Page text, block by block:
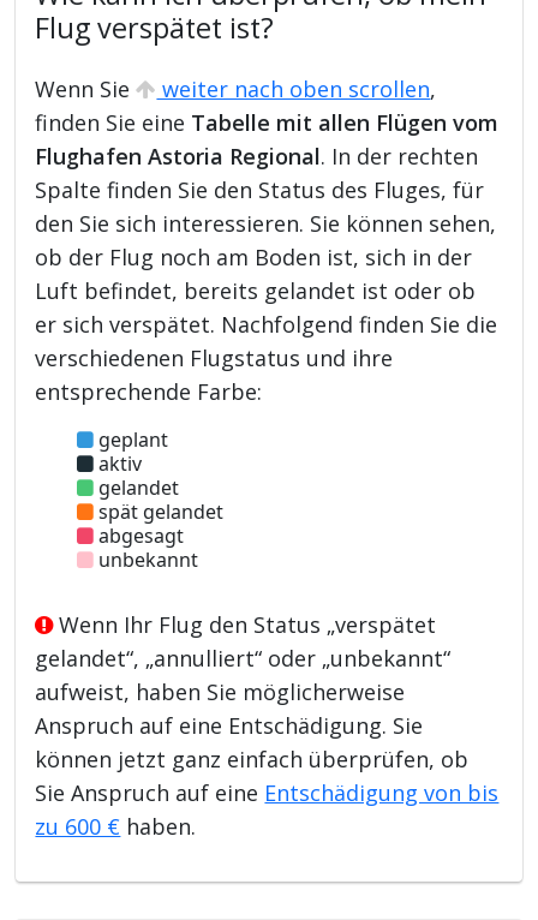
Flug verspätet ist?
Wenn Sie weiter nach oben scrollen,
finden Sie eine Tabelle mit allen Flügen vom
Flughafen Astoria Regional. In der rechten
Spalte finden Sie den Status des Fluges, für
den Sie sich interessieren. Sie können sehen,
ob der Flug noch am Boden ist, sich in der
Luft befindet, bereits gelandet ist oder ob
er sich verspätet. Nachfolgend finden Sie die
verschiedenen Flugstatus und ihre
entsprechende Farbe:
geplant
aktiv
gelandet
spät gelandet
abgesagt
unbekannt
Wenn Ihr Flug den Status „verspätet
gelandet“, „annulliert“ oder „unbekannt“
aufweist, haben Sie möglicherweise
Anspruch auf eine Entschädigung. Sie
können jetzt ganz einfach überprüfen, ob
Sie Anspruch auf eine Entschädigung von bis
zu 600 € haben.